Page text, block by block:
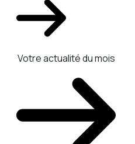
Votre actualité du mois